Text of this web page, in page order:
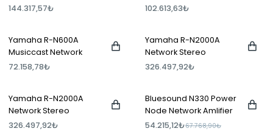
Stereo Receiver Siyah
144.317,57₺
Stereo Receiver Gri
102.613,63₺
Yamaha R-N600A
Musiccast Network
Stereo Receiver Siyah
72.158,78₺
Yamaha R-N2000A
Network Stereo
Receiver Siyah
326.497,92₺
Yamaha R-N2000A
Network Stereo
Receiver Gri
326.497,92₺
Bluesound N330 Power
Node Network Amlifier
54.215,12₺67.768,90₺